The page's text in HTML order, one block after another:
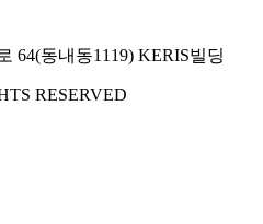
64(동내동1119) KERIS빌딩
RESERVED